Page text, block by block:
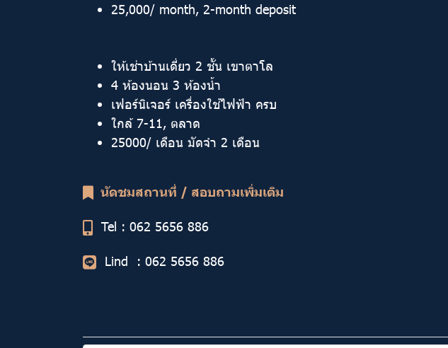
25,000/ month, 2-month deposit
ให้เช่าบ้านเดี่ยว 2 ชั้น เขาตาโล
4 ห้องนอน 3 ห้องน้ำ
เฟอร์นิเจอร์ เครื่องใช้ไฟฟ้า ครบ
ใกล้ 7-11, ตลาด
25000/ เดือน มัดจำ 2 เดือน
นัดชมสถานที่ / สอบถามเพิ่มเติม
Tel : 062 5656 886
Lind : 062 5656 886